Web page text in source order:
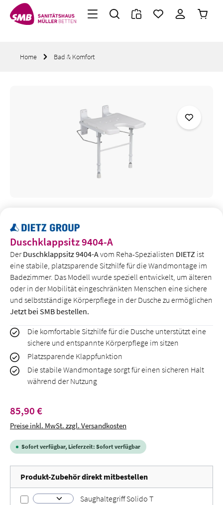
Zum Hauptinhalt springen
Home Bad & Komfort
Duschklappsitz 9404-A
Der Duschklappsitz 9404-Avom Reha-Spezialisten DIETZ ist
eine stabile, platzsparende Sitzhilfe für die Wandmontage im
Badezimmer. Das Modell wurde speziell entwickelt, um älteren
oder in der Mobilität eingeschränkten Menschen eine sichere
und selbstständige Körperpflege in der Dusche zu ermöglichen
Jetzt bei SMB bestellen.
Die komfortable Sitzhilfe für die Dusche unterstützt eine
sichere und entspannte Körperpflege im sitzen
Platzsparende Klappfunktion
Die stabile Wandmontage sorgt für einen sicheren Halt
während der Nutzung
Regulärer Preis:
85,90 €
Preise inkl. MwSt. zzgl. Versandkosten
Sofort verfügbar, Lieferzeit: Sofort verfügbar
Produkt-Zubehör direkt mitbestellen
Saughaltegriff Solido T